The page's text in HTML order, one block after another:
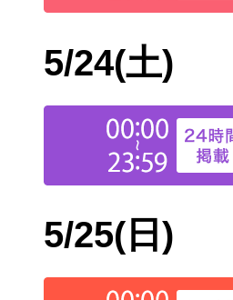
5/24(土)
5/25(日)